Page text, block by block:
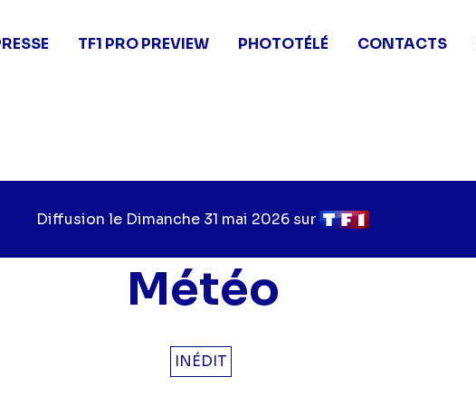
TF1 PRO PREVIEW PHOTOTÉLÉ CONTACTS
Diffusion le Jour
diffusion
Dimanche 31 mai 2026 surChaîne
diffusion
Météo
INÉDIT